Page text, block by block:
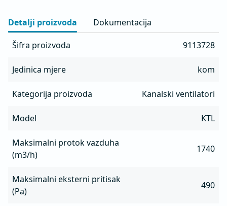
stator obezbjeđuju maksimalnu efikasnost
- Mogućnost upravljanja brzinom motora
- Ugrađena termička zaštita motora
Detalji proizvoda Dokumentacija
Šifra proizvoda 9113728
Jedinica mjere kom
Kategorija proizvoda Kanalski ventilatori
Model KTL
Maksimalni protok vazduha
(m3/h)
1740
Maksimalni eksterni pritisak
(Pa)
490